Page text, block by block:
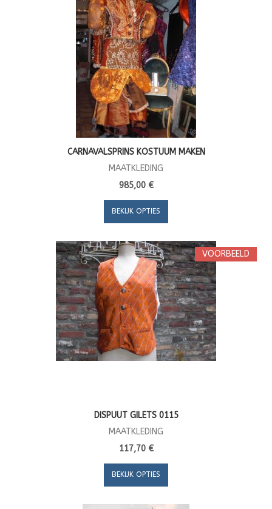
CARNAVALSPRINS KOSTUUM MAKEN
MAATKLEDING
985,00 €
BEKIJK OPTIES
VOORBEELD
DISPUUT GILETS 0115
MAATKLEDING
117,70 €
BEKIJK OPTIES